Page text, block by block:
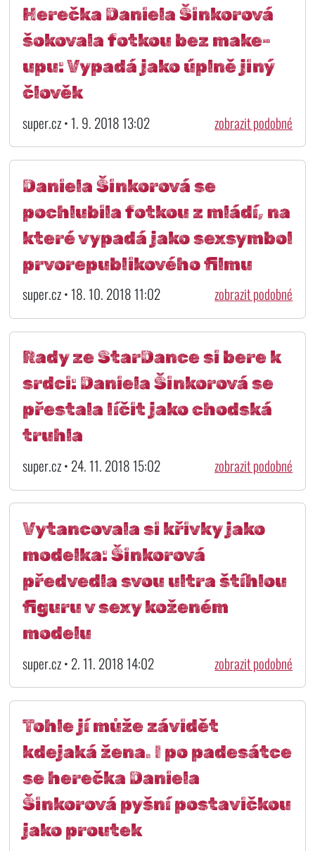
Herečka Daniela Šinkorová
šokovala fotkou bez make-
upu: Vypadá jako úplně jiný
člověk
super.cz • 1. 9. 2018 13:02 zobrazit podobné
Daniela Šinkorová se
pochlubila fotkou z mládí, na
které vypadá jako sexsymbol
prvorepublikového filmu
super.cz • 18. 10. 2018 11:02 zobrazit podobné
Rady ze StarDance si bere k
srdci: Daniela Šinkorová se
přestala líčit jako chodská
truhla
super.cz • 24. 11. 2018 15:02 zobrazit podobné
Vytancovala si křivky jako
modelka: Šinkorová
předvedla svou ultra štíhlou
figuru v sexy koženém
modelu
super.cz • 2. 11. 2018 14:02 zobrazit podobné
Tohle jí může závidět
kdejaká žena. I po padesátce
se herečka Daniela
Šinkorová pyšní postavičkou
jako proutek